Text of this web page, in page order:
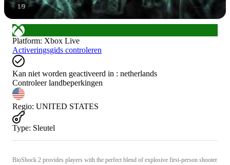
1/9
Platform: Xbox Live
Activeringsgids controleren
Kan niet worden geactiveerd in : netherlands
Controleer landbeperkingen
Regio: UNITED STATES
Type: Sleutel
BioShock 2 provides players with the perfect blend of explosive first-person shooter